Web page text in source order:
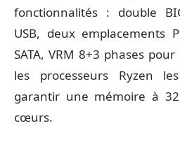
fonctionnalités : double
USB, deux emplacements
SATA, VRM 8+3 phases
les processeurs Ryzen
garantir une mémoire à
cœurs.